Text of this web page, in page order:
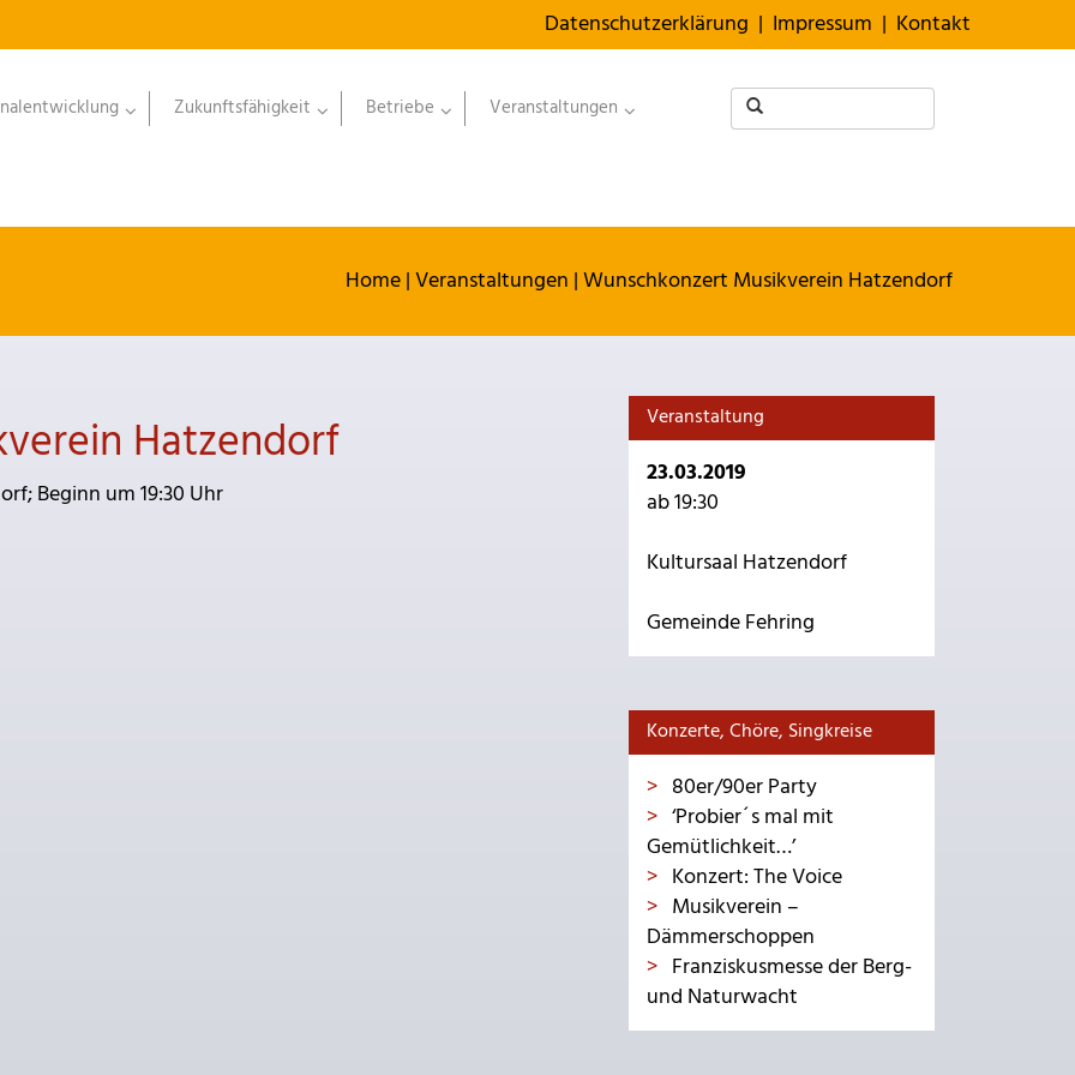
Datenschutzerklärung | Impressum | Kontakt
Zukunftsfähigkeit Betriebe Veranstaltungen
Home|Veranstaltungen |Wunschkonzert Musikverein Hatzendorf
Hatzendorf
Beginn um 19:30 Uhr
Veranstaltung
23.03.2019
ab 19:30
Kultursaal Hatzendorf
Gemeinde Fehring
Konzerte, Chöre, Singkreise
80er/90er Party
‘Probier´s mal mit
Gemütlichkeit…’
Konzert: The Voice
Musikverein –
Dämmerschoppen
Franziskusmesse der Berg-
und Naturwacht